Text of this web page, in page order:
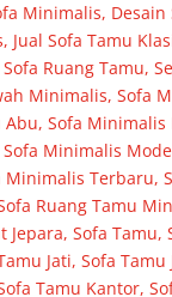
Minimalis, Desain
, Jual Sofa Tamu
Sofa Ruang Tamu,
Minimalis, Sofa
Abu, Sofa Minimalis
Sofa Minimalis
Minimalis Terbaru,
Ruang Tamu
Jepara, Sofa Tamu,
Jati, Sofa Tamu
Tamu Kantor,